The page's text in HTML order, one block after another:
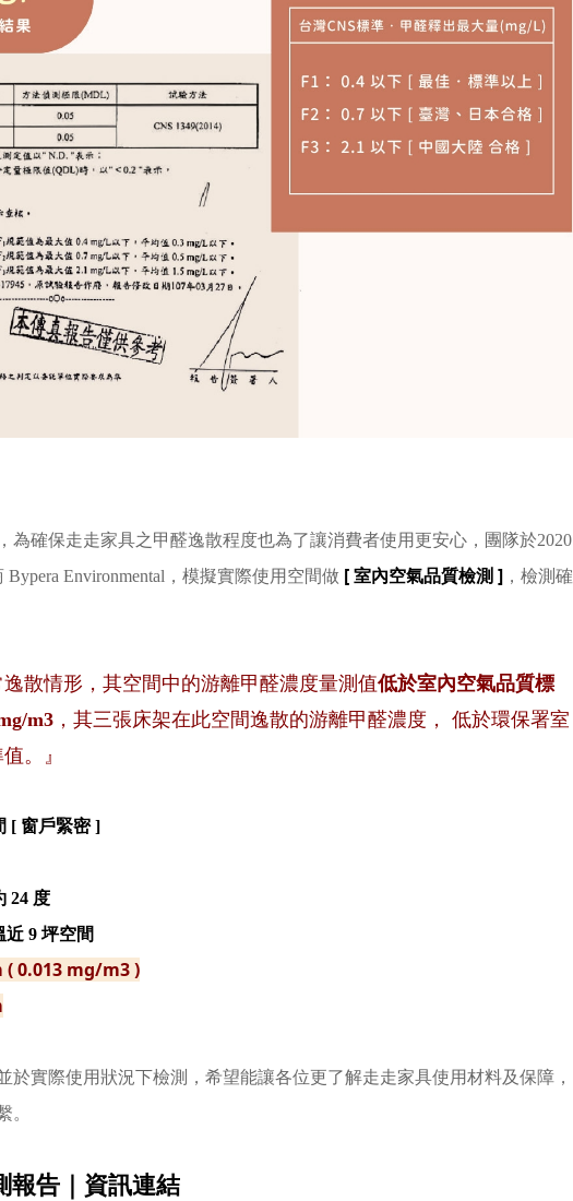
為確保走走家具之甲醛逸散程度也為了讓消費者使用更安心，團隊於2020
Environmental，模擬實際使用空間做 [ 室內空氣品質檢測 ] ，檢測確
逸散情形，其空間中的游離甲醛濃度量測值低於室內空氣品質標
m3 ，其三張床架在此空間逸散的游離甲醛濃度， 低於環保署室
。』
[ 窗戶緊密 ]
24 度
9 坪空間
( 0.013 mg/m3 )
於實際使用狀況下檢測，希望能讓各位更了解走走家具使用材料及保障，
。
報告｜資訊連結